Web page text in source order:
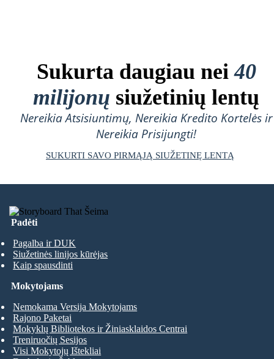
Sukurta daugiau nei40
milijonų siužetinių lentų
Nereikia Atsisiuntimų, Nereikia Kredito Kortelės ir
Nereikia Prisijungti!
SUKURTI SAVO PIRMĄJĄ SIUŽETINĘ LENTĄ
Padėti
Pagalba ir DUK
Siužetinės linijos kūrėjas
Kaip spausdinti
Mokytojams
Nemokama Versija Mokytojams
Rajono Paketai
Mokyklų Bibliotekos ir Žiniasklaidos Centrai
Treniruočių Sesijos
Visi Mokytojų Ištekliai